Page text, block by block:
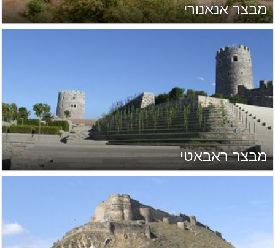
מבצר אנאנורי
מבצר ראבאטי